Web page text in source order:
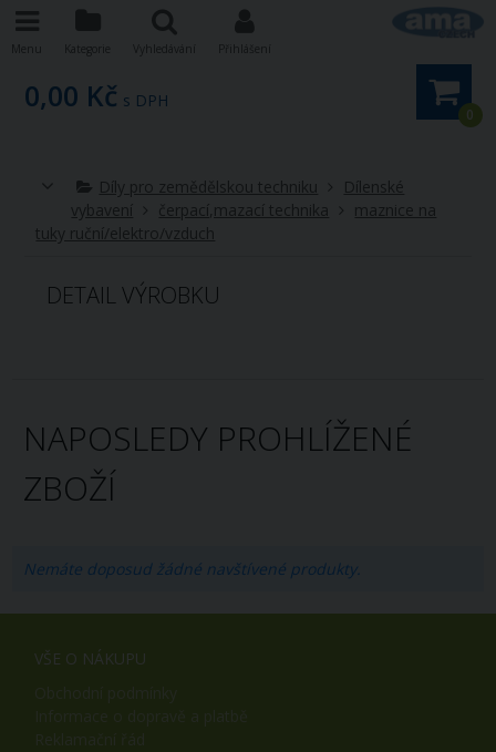
0
0,00 Kč s DPH
Díly pro zemědělskou techniku
Dílenské
vybavení
čerpací,mazací technika
maznice na
tuky ruční/elektro/vzduch
DETAIL VÝROBKU
NAPOSLEDY PROHLÍŽENÉ
ZBOŽÍ
Nemáte doposud žádné navštívené produkty.
VŠE O NÁKUPU
Menu Kategorie Vyhledávání Přihlášení